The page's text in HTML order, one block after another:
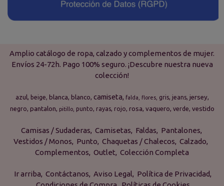
Amplio catálogo de ropa, calzado y complementos de mujer.
Envíos 24-72h. Pago 100% seguro. ¡Descubre nuestra nueva
colección!
azul beige blanca blanco camiseta falda flores gris jeans jersey
negro pantalon pitillo punto rayas rojo rosa vaquero verde vestido
Camisas / Sudaderas Camisetas Faldas
Pantalones
Vestidos / Monos
Punto Chaquetas / Chalecos Calzado
Complementos Outlet Colección Completa
Ir arriba Contáctanos Aviso Legal
Política de Privacidad